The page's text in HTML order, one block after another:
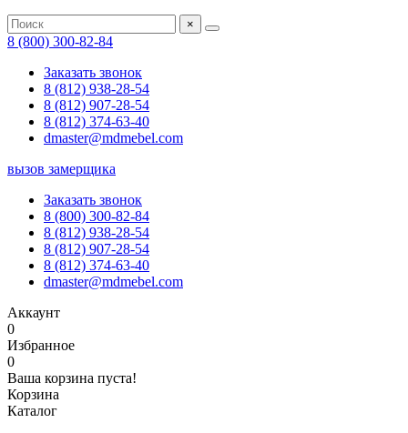
×
8 (800) 300-82-84
Заказать звонок
8 (812) 938-28-54
8 (812) 907-28-54
8 (812) 374-63-40
dmaster@mdmebel.com
вызов замерщика
Заказать звонок
8 (800) 300-82-84
8 (812) 938-28-54
8 (812) 907-28-54
8 (812) 374-63-40
dmaster@mdmebel.com
Аккаунт
0
Избранное
0
Ваша корзина пуста!
Корзина
Каталог